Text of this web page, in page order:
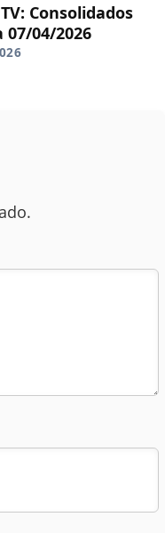
Consolidados
04/2026